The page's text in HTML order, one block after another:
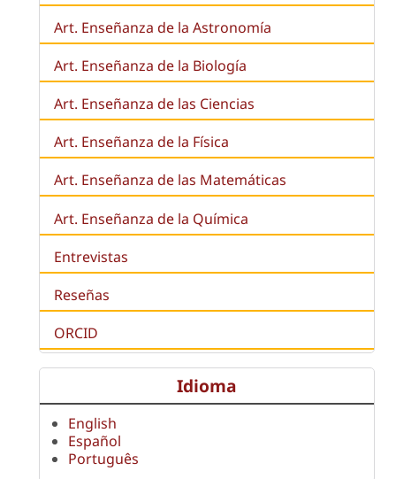
Art. Enseñanza de la Astronomía
Art. Enseñanza de la Biología
Art. Enseñanza de las Ciencias
Art. Enseñanza de la Física
Art. Enseñanza de las Matemáticas
Art. Enseñanza de la Química
Entrevistas
Reseñas
ORCID
Idioma
English
Español
Português